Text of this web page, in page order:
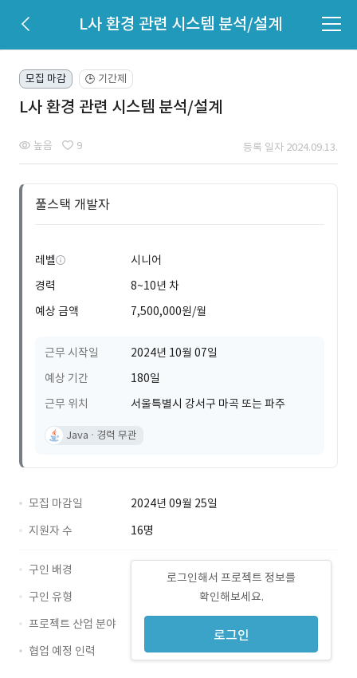
L사 환경 관련 시스템 분석/설계
모집 마감 🕒 기간제
L사 환경 관련 시스템 분석/설계
높음 9 등록 일자 2024.09.13.
풀스택 개발자
레벨
시니어
경력
8~10년 차
예상 금액
7,500,000원/월
근무 시작일
2024년 10월 07일
예상 기간
180일
근무 위치
서울특별시 강서구 마곡 또는 파주
Java 경력 무관
모집 마감일
2024년 09월 25일
지원자 수
16명
로그인해서 프로젝트 정보를
확인해보세요.
로그인
구인 배경
구인 유형
프로젝트 산업 분야
협업 예정 인력